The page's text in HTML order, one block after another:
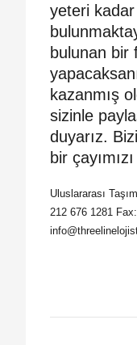
yeteri
bulunan bir
kazanmış
sizinle
duyarız.
bir
Uluslararası
212 676 1281